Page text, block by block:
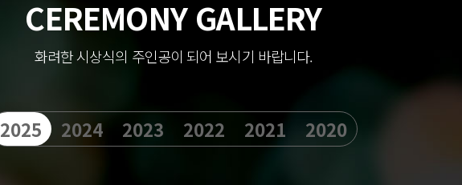
CEREMONY GALLERY
화려한 시상식의 주인공이 되어 보시기 바랍니다.
2025 2024 2023 2022 2021 2020